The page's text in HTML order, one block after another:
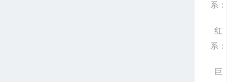
系：
红
系：
巨